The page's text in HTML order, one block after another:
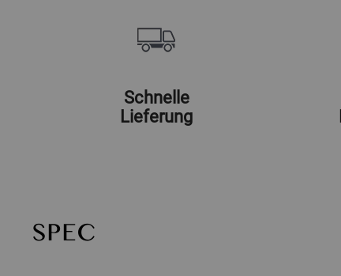
Schnelle
Lieferung
SPEC